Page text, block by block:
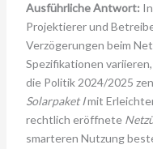
Ausführliche Antwort:
Projektierer und
Verzögerungen beim
Spezifikationen
die Politik 2024/2025
Solarpaket Imit
rechtlich eröffnete
smarteren Nutzung